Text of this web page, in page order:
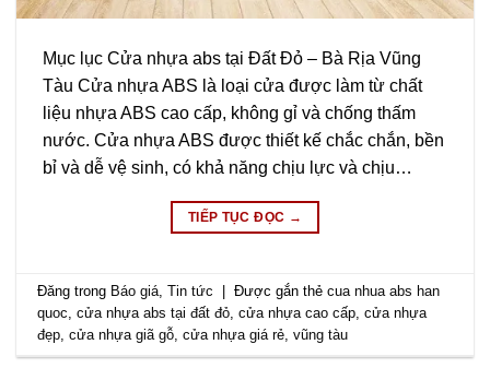
Mục lục Cửa nhựa abs tại Đất Đỏ – Bà Rịa Vũng
Tàu Cửa nhựa ABS là loại cửa được làm từ chất
liệu nhựa ABS cao cấp, không gỉ và chống thấm
nước. Cửa nhựa ABS được thiết kế chắc chắn, bền
bỉ và dễ vệ sinh, có khả năng chịu lực và chịu…
TIẾP TỤC ĐỌC →
Đăng trong Báo giá,Tin tức Được gắn thẻcua nhua abs han
quoc,cửa nhựa abs tại đất đỏ,cửa nhựa cao cấp,cửa nhựa
đẹp,cửa nhựa giã gỗ,cửa nhựa giá rẻ,vũng tàu